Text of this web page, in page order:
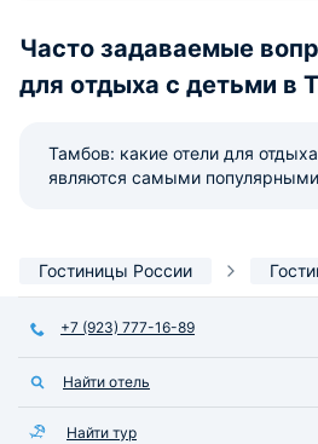
высокий уровень сервиса!
Часто задаваемые
для отдыха с детьми в
Тамбов: какие отели для
являются самыми
Гостиницы России
+7 (923) 777-16-89
Найти отель
Найти тур